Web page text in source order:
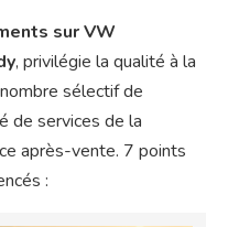
sur VW
, privilégie la qualité à la
sélectif de
de services de la
après-vente. 7 points
: